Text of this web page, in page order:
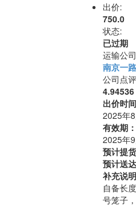
出价:
750.0
状态:
已过期
运输公
南京一
公司点
4.94536
出价时
2025年
有效期：
2025年
预计提
预计送
补充说
自备长
号笼子